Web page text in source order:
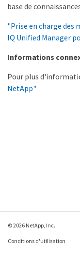
base de
"Prise en charge des
IQ Unified Manager
Informations
Pour plus
NetApp"
© 2026 NetApp, Inc.
Conditions d'utilisation